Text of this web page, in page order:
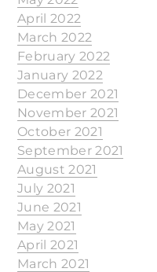
April 2022
March 2022
February 2022
January 2022
December 2021
November 2021
October 2021
September 2021
August 2021
July 2021
June 2021
May 2021
April 2021
March 2021